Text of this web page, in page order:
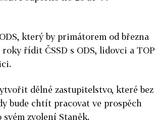
který by primátorem od března
řídit ČSSD s ODS, lidovci a TOP
dělné zastupitelstvo, které bez
bude chtít pracovat ve prospěch
zvolení Staněk.